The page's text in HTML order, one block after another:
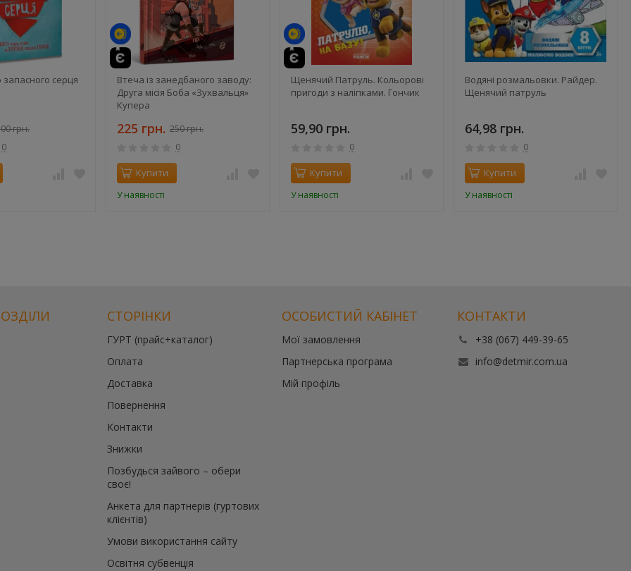
запасного серця
грн.
0
Втеча із занедбаного заводу:
Друга місія Боба «Зухвальця»
Купера
225 грн. 250 грн.
0
Купити
У наявності
Щенячий Патруль. Кольорові
пригоди з наліпками. Гончик
59,90 грн.
0
Купити
У наявності
Водяні розмальовки. Райдер.
Щенячий патруль
64,98 грн.
0
Купити
У наявності
СТОРІНКИ
ГУРТ (прайс+каталог)
Оплата
Доставка
Повернення
Контакти
Знижки
Позбудься зайвого – обери
своє!
Анкета для партнерів (гуртових
клієнтів)
Умови використання сайту
Освітня субвенція
ОСОБИСТИЙ КАБІНЕТ
Мої замовлення
Партнерська програма
Мій профіль
КОНТАКТИ
+38 (067) 449-39-65
info@detmir.com.ua